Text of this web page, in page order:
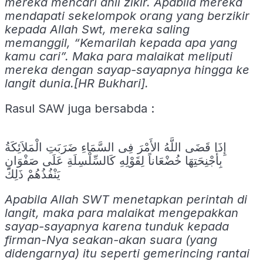
mendapati sekelompok orang yang berzikir
kepada Allah Swt, mereka saling
memanggil, “Kemarilah kepada apa yang
kamu cari”. Maka para malaikat meliputi
mereka dengan sayap-sayapnya hingga ke
langit dunia.[HR Bukhari].
Rasul SAW juga bersabda :
إِذَا قَضَى اللَّهُ الأَمْرَ فِى السَّمَاءِ ضَرَبَتِ الْمَلاَئِكَةُ
بِأَجْنِحَتِهَا خُضْعَاناً لِقَوْلِهِ كَالسِّلْسِلَةِ عَلَى صَفْوَانٍ
يَنْفُذُهُمْ ذَلِكَ
Apabila Allah SWT menetapkan perintah di
langit, maka para malaikat mengepakkan
sayap-sayapnya karena tunduk kepada
firman-Nya seakan-akan suara (yang
didengarnya) itu seperti gemerincing rantai